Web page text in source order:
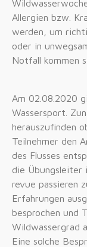
Allergien bzw.
werden, um
oder in
Notfall kommen
Am 02.08.2020
Wassersport.
herauszufinden
Teilnehmer den
des Flusses
die Übungsleiter
revue passieren
Erfahrungen
besprochen und
Wildwassergrad
Eine solche